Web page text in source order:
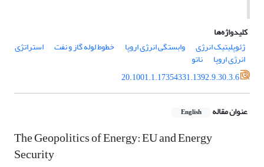
کلیدواژه‌ها
ژئوپلیتیک انرژی
وابستگی انرژی اروپا خطوط لوله گاز و نفت استراتژی
انرژی اروپا
ناتو
20.1001.1.17354331.1392.9.30.3.6
عنوان مقاله English
The Geopolitics of Energy: EU and Energy
Security